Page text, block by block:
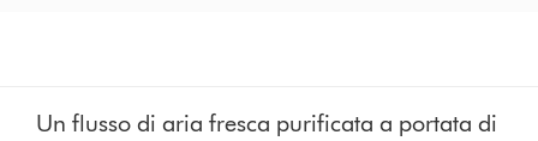
Un flusso di aria fresca purificata a portata di